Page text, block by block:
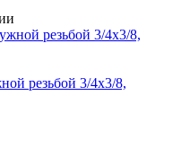
резьбой 3/4x3/8,